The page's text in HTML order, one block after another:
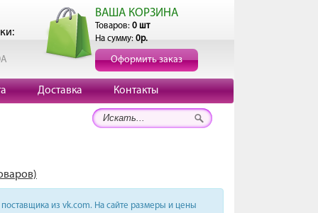
ВАША КОРЗИНА
Товаров: 0 шт
На сумму: 0р.
Оформить заказ
Доставка Контакты
из vk.com. На сайте размеры и цены